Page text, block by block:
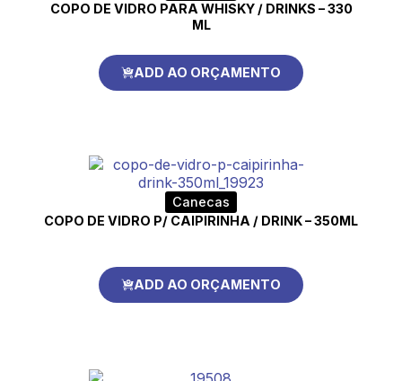
COPO DE VIDRO PARA WHISKY / DRINKS – 330
ML
ADD AO ORÇAMENTO
Canecas
COPO DE VIDRO P/ CAIPIRINHA / DRINK – 350ML
ADD AO ORÇAMENTO